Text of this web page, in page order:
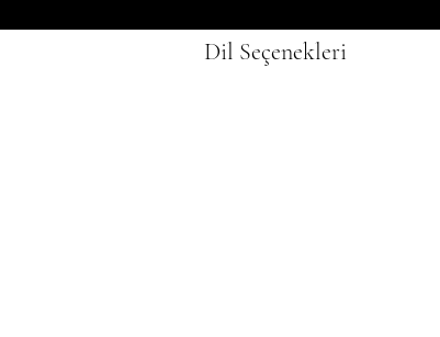
Dil Seçenekleri